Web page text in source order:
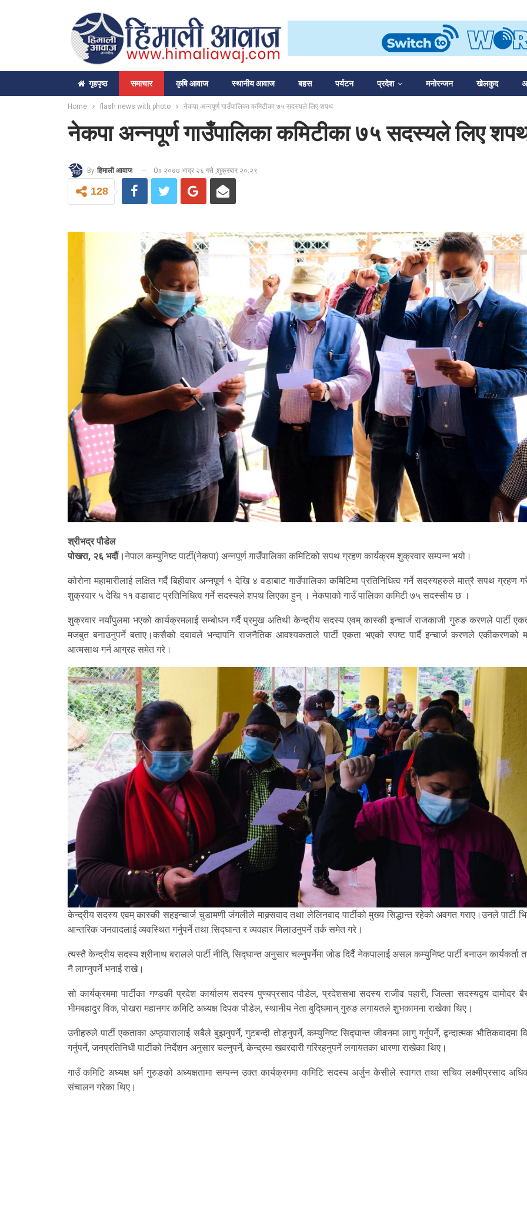
गृहपृष्‍ठ समाचार कृषि आवाज स्थानीय आवाज बहस पर्यटन प्रदेश मनोरन्जन खेलकुद
Home flash news with photo नेकपा अन्नपूर्ण गाउँपालिका कमिटीका ७५ सदस्यले लिए शपथ
नेकपा अन्नपूर्ण गाउँपालिका कमिटीका ७५ सदस्यले लिए
By हिमाली आवाज On २०७७ भाद्र २६ गते ,शुक्रबार २०:२९
128
श्रीभद्र पौडेल
पोखरा, २६ भदौं।नेपाल कम्युनिष्ट पार्टी(नेकपा) अन्नपूर्ण गाउँपालिका कमिटिको सपथ ग्रहण कार्यक्रम शुक्रवार सम्पन्न भयो।
कोरोना महामारीलाई लक्षित गर्दै बिहीवार अन्नपूर्ण १ देखि ४ वडाबाट गाउँपालिका कमिटिमा प्रतिनिधित्व गर्ने सदस्यहरुले मात्रै सपथ ग्रहण
शुक्रवार ५ देखि ११ वडाबाट प्रतिनिधित्व गर्ने सदस्यले शपथ लिएका हुन् । नेकपाको गाउँ पालिका कमिटी ७५ सदस्सीय छ ।
शुक्रवार नयाँपुलमा भएको कार्यक्रमलाई सम्बोधन गर्दै प्रमुख अतिथी केन्द्रीय सदस्य एवम् कास्की इन्चार्ज राजकाजी गुरुङ करणले पार्टी
मजबुत बनाउनुपर्ने बताए।कसैको दवावले भन्दापनि राजनैतिक आवश्यकताले पार्टी एकता भएको स्पष्ट पार्दै इन्चार्ज करणले एकीकरणको
आत्मसाथ गर्न आग्रह समेत गरे।
केन्द्रीय सदस्य एवम् कास्की सहइन्चार्ज चुडामणी जंगलीले माक्र्सवाद तथा लेलिनवाद पार्टीको मुख्य सिद्धान्त रहेको अवगत गराए।उनले पार्टी
आन्तरिक जनवादलाई व्यवस्थित गर्नुपर्ने तथा सिद्घान्त र व्यवहार मिलाउनुपर्ने तर्क समेत गरे।
त्यस्तै केन्द्रीय सदस्य श्रीनाथ बरालले पार्टी नीति, सिद्घान्त अनुसार चल्नुपर्नेमा जोड दिर्दै नेकपालाई असल कम्युनिष्ट पार्टी बनाउन कार्यकर्ता
नै लाग्नुपर्ने भनाई राखे।
सो कार्यक्रममा पार्टीका गण्डकी प्रदेश कार्यालय सदस्य पुण्यप्रसाद पौडेल, प्रदेशसभा सदस्य राजीव पहारी, जिल्ला सदस्यद्वय दामोदर
भीमबहादुर विक, पोखरा महानगर कमिटि अध्यक्ष दिपक पौडेल, स्थानीय नेता बुद्घिमान् गुरुङ लगायतले शुभकामना राखेका थिए।
उनीहरुले पार्टी एकताका अप्ठ्यारालाई सबैले बुझनुपर्ने, गुटबन्दी तोड्नुपर्ने, कम्युनिष्ट सिद्घान्त जीवनमा लागु गर्नुपर्ने, द्वन्दात्मक भौतिकवादमा
गर्नुपर्ने, जनप्रतिनिधी पार्टीको निर्देशन अनुसार चल्नुपर्ने, केन्द्रमा खवरदारी गरिरहनुपर्ने लगायतका धारणा राखेका थिए।
गाउँ कमिटि अध्यक्ष धर्म गुरुङको अध्यक्षतामा सम्पन्न उक्त कार्यक्रममा कमिटि सदस्य अर्जुन केसीले स्वागत तथा सचिव लक्ष्मीप्रसाद
संचालन गरेका थिए।